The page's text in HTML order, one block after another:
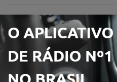
Mostrar
Podcasts de RSI